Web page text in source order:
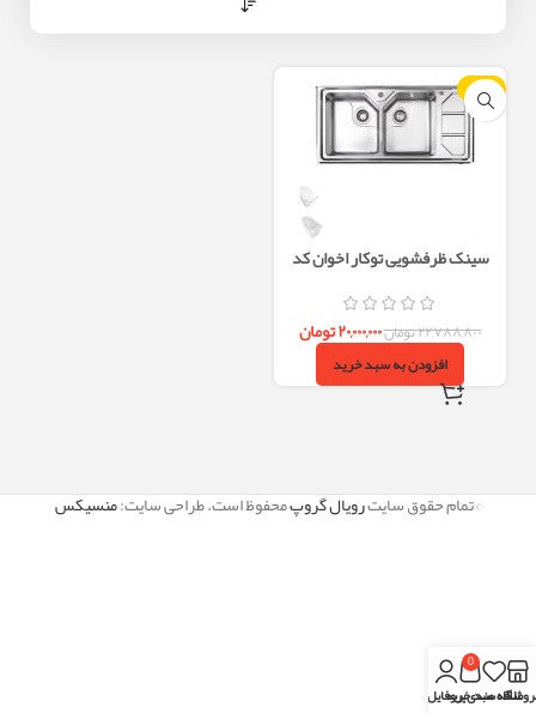
-12%
سینک ظرفشویی توکار اخوان کد
۲۲,۷۸۸,۸۰۰تومان۲۰,۰۰۰,۰۰۰تومان
افزودن به سبد خرید
©تمام حقوق سایترویال گروپمحفوظ است. طراحی سایت:منسیکس
علاقه مندی
0
سبد خریدپروفایل